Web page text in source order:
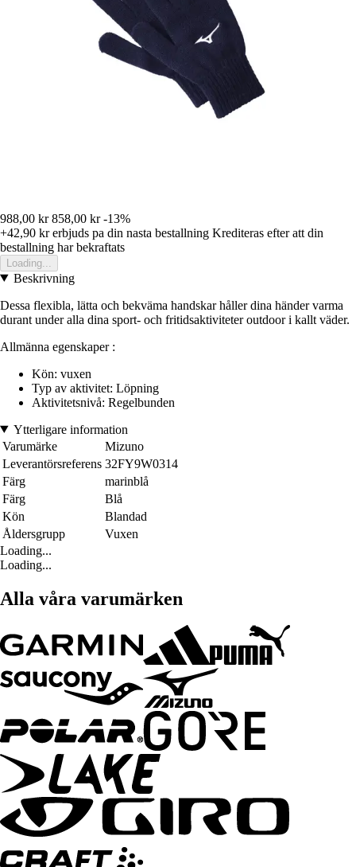
988,00 kr 858,00 kr -13%
+42,90 krerbjuds pa din nasta bestallning Krediteras efter att din
bestallning har bekraftats
Loading...
Beskrivning
Dessa flexibla, lätta och bekväma handskar håller dina händer varma
durant under alla dina sport- och fritidsaktiviteter outdoor i kallt väder.
Allmänna egenskaper :
Kön: vuxen
Typ av aktivitet: Löpning
Aktivitetsnivå: Regelbunden
Ytterligare information
Varumärke
Mizuno
Leverantörsreferens 32FY9W0314
Färg
marinblå
Färg
Blå
Kön
Blandad
Åldersgrupp
Vuxen
Loading...
Loading...
Alla våra varumärken